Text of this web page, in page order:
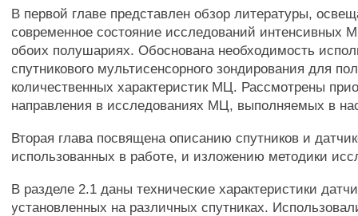
В первой главе представлен обзор литературы,
современное состояние исследований интенсивных
обоих полушариях. Обоснована необходимость
спутникового мультисенсорного зондирования для
количественных характеристик МЦ. Рассмотрены
направления в исследованиях МЦ, выполняемых в
Вторая глава посвящена описанию спутников и
использованных в работе, и изложению методики
В разделе 2.1 даны технические характеристики
установленных на различных спутниках.